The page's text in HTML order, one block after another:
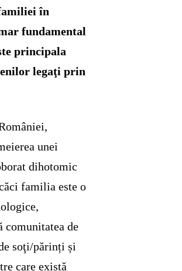
în
fundamental
principala
legaţi prin
unei
dihotomic
familia este o
comunitatea de
soţi/părinți și
care există